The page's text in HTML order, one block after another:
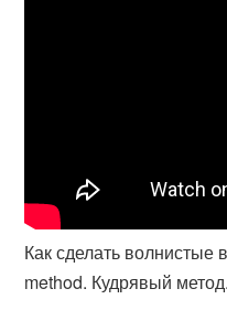
Как сделать
method. Кудрявый